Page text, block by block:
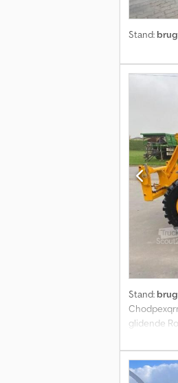
Stand:
Stand:
glidende